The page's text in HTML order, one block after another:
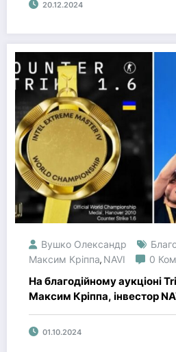
20.12.2024
Вушко Олександр
Максим Кріппа, NAVI 0
На благодійному аукціоні
Максим Кріппа, інвестор
першу золоту медаль в
CS:GO
01.10.2024